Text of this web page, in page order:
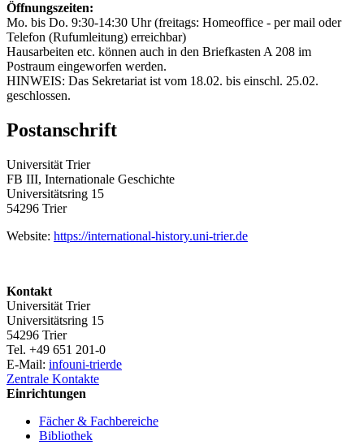
Öffnungszeiten:
Mo. bis Do. 9:30-14:30 Uhr (freitags: Homeoffice - per mail oder
Telefon (Rufumleitung) erreichbar)
Hausarbeiten etc. können auch in den Briefkasten A 208 im
Postraum eingeworfen werden.
HINWEIS: Das Sekretariat ist vom 18.02. bis einschl. 25.02.
geschlossen.
Postanschrift
Universität Trier
FB III, Internationale Geschichte
Universitätsring 15
54296 Trier
Website: https://international-history.uni-trier.de
Kontakt
Universität Trier
Universitätsring 15
54296 Trier
Tel. +49 651 201-0
E-Mail: infouni-trierde
Zentrale Kontakte
Einrichtungen
Fächer & Fachbereiche
Bibliothek